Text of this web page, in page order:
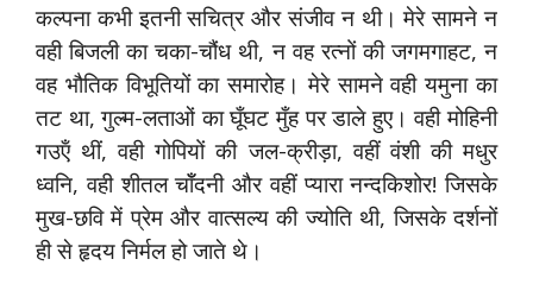
कल्पना कभी इतनी सचित्र और संजीव न थी। मेरे सामने न
वही बिजली का चका-चौंध थी, न वह रत्नों की जगमगाहट, न
वह भौतिक विभूतियों का समारोह। मेरे सामने वही यमुना का
तट था, गुल्म-लताओं का घूँघट मुँह पर डाले हुए। वही मोहिनी
गउऍं थीं, वही गोपियों की जल-क्रीड़ा, वहीं वंशी की मधुर
ध्वनि, वही शीतल चॉँदनी और वहीं प्यारा नन्दकिशोर! जिसके
मुख-छवि में प्रेम और वात्सल्य की ज्योति थी, जिसके दर्शनों
ही से हृदय निर्मल हो जाते थे।